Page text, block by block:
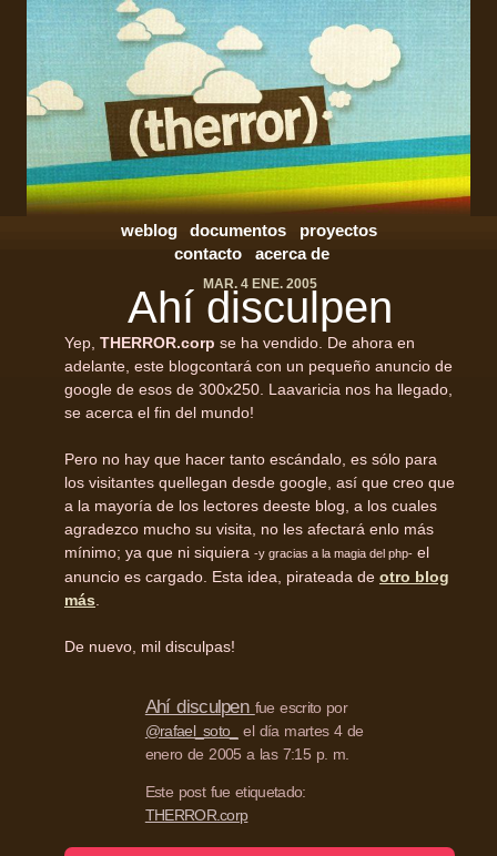
weblog documentos
proyectos
contacto
acerca de
MAR. 4 ENE. 2005
Ahí disculpen
Yep, THERROR.corp se ha vendido. De ahora en
adelante, este blogcontará con un pequeño anuncio de
google de esos de 300x250. Laavaricia nos ha llegado,
se acerca el fin del mundo!
Pero no hay que hacer tanto escándalo, es sólo para
los visitantes quellegan desde google, así que creo que
a la mayoría de los lectores deeste blog, a los cuales
agradezco mucho su visita, no les afectará enlo más
mínimo; ya que ni siquiera -y gracias a la magia del php- el
anuncio es cargado. Esta idea, pirateada de otro blog
más
De nuevo, mil disculpas!
Ahí disculpen fue escrito por
@rafael_soto_
el día martes 4 de
enero de 2005 a las 7:15 p. m.
Este post fue etiquetado:
THERROR.corp